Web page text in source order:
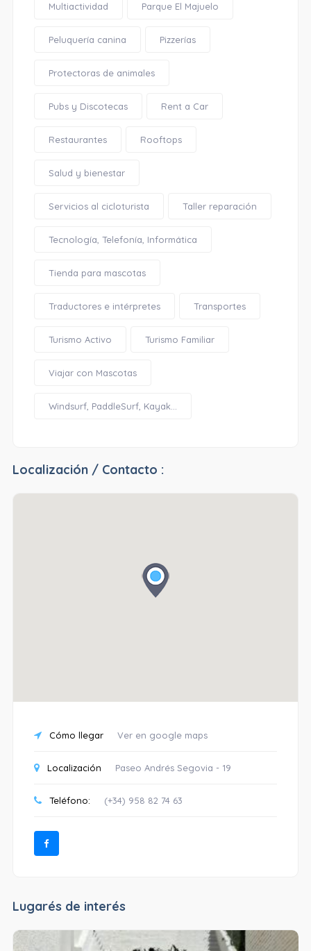
Multiactividad Parque El Majuelo
Peluquería canina Pizzerías
Protectoras de animales
Pubs y Discotecas Rent a Car
Restaurantes Rooftops
Salud y bienestar
Servicios al cicloturista Taller reparación
Tecnología, Telefonía, Informática
Tienda para mascotas
Traductores e intérpretes Transportes
Turismo Activo Turismo Familiar
Viajar con Mascotas
Windsurf, PaddleSurf, Kayak...
Localización / Contacto :
Cómo llegar Ver en google maps
Localización Paseo Andrés Segovia - 19
Teléfono: (+34) 958 82 74 63
Lugarés de interés